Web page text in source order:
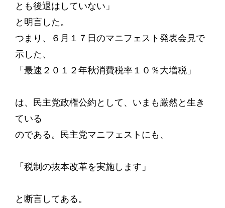
とも後退はしていない」
と明言した。
つまり、６月１７日のマニフェスト発表会見で
示した、
「最速２０１２年秋消費税率１０％大増税」
は、民主党政権公約として、いまも厳然と生き
ている
のである。民主党マニフェストにも、
「税制の抜本改革を実施します」
と断言してある。